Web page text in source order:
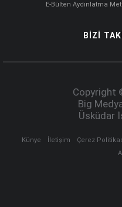
E-Bülten Aydınlatma
BİZİ
Copyright
Big
Üsküdar
Künye İletişim Çerez